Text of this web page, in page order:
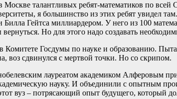
талантливых ребят-математиков по
я большинство из этих ребят увидел
Гейтса миллиардером. У него из 100
Но для этого надо создавать
Госдумы по науке и образованию.
воз сдвинулся с мертвой точки. Но со скрипом.
лауреатом академиком Алферовым
науку. И объединили с опытным
вуз – потрясающий опыт будущего, который